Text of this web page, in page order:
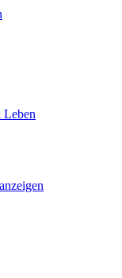
Leben